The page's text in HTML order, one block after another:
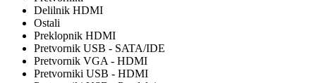
Delilnik HDMI
Ostali
Preklopnik HDMI
Pretvornik USB - SATA/IDE
Pretvornik VGA - HDMI
Pretvorniki USB - HDMI